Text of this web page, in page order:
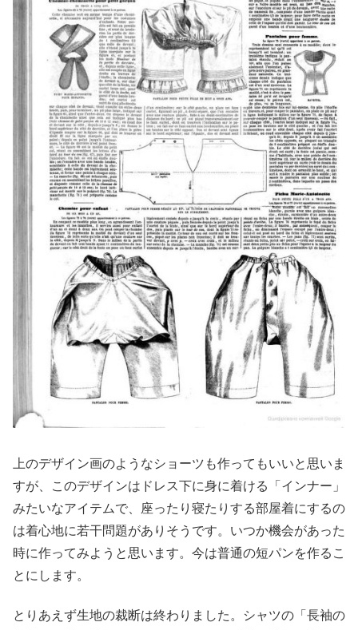
上のデザイン画のようなショーツも作ってもいいと思いま
すが、このデザインはドレス下に身に着ける「インナー」
みたいなアイテムで、座ったり寝たりする部屋着にするの
は着心地に若干問題がありそうです。いつか機会があった
時に作ってみようと思います。今は普通の短パンを作るこ
とにします。
とりあえず生地の裁断は終わりました。シャツの「長袖の